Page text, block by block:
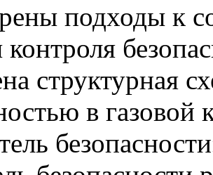
подходы к
структурная
в